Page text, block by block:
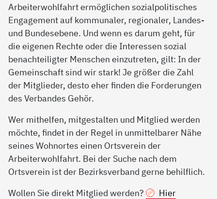
Arbeiterwohlfahrt ermöglichen sozialpolitisches
Engagement auf kommunaler, regionaler, Landes-
und Bundesebene. Und wenn es darum geht, für
die eigenen Rechte oder die Interessen sozial
benachteiligter Menschen einzutreten, gilt: In der
Gemeinschaft sind wir stark! Je größer die Zahl
der Mitglieder, desto eher finden die Forderungen
des Verbandes Gehör.
Wer mithelfen, mitgestalten und Mitglied werden
möchte, findet in der Regel in unmittelbarer Nähe
seines Wohnortes einen Ortsverein der
Arbeiterwohlfahrt. Bei der Suche nach dem
Ortsverein ist der Bezirksverband gerne behilflich.
Wollen Sie direkt Mitglied werden?
Hier